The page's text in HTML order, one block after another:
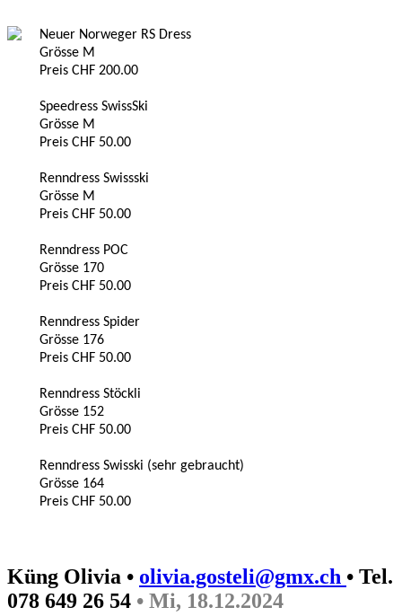
Neuer Norweger RS Dress
Grösse M
Preis CHF 200.00
Speedress SwissSki
Grösse M
Preis CHF 50.00
Renndress Swissski
Grösse M
Preis CHF 50.00
Renndress POC
Grösse 170
Preis CHF 50.00
Renndress Spider
Grösse 176
Preis CHF 50.00
Renndress Stöckli
Grösse 152
Preis CHF 50.00
Renndress Swisski (sehr gebraucht)
Grösse 164
Preis CHF 50.00
Küng Olivia • olivia.gosteli@gmx.ch • Tel.
078 649 26 54 • Mi, 18.12.2024